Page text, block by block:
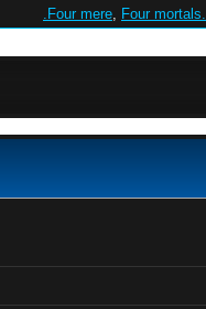
Four mere, Four mortals.